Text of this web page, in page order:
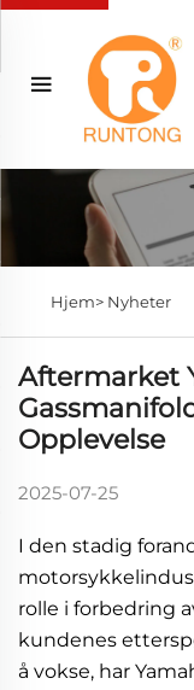
Hjem> Nyheter
Aftermarket
Opplevelse
2025-07-25
I den stadig
rolle i forbedring
kundenes
å vokse, har